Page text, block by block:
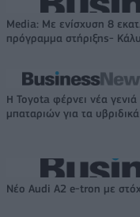
Media: Με ενίσχυση 8
πρόγραμμα στήριξης-
Η Toyota φέρνει νέα γενιά
μπαταριών για τα
Νέο Audi A2 e-tron με